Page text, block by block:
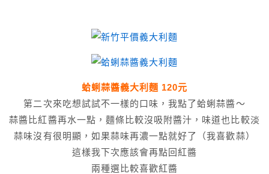
蛤蜊蒜醬義大利麵 120元
第二次來吃想試試不一樣的口味，我點了蛤蜊蒜醬～
蒜醬比紅醬再水一點，麵條比較沒吸附醬汁，味道也比較淡
蒜味沒有很明顯，如果蒜味再濃一點就好了（我喜歡蒜）
這樣我下次應該會再點回紅醬
兩種選比較喜歡紅醬